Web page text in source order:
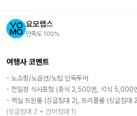
요모랩스
만족도 100%
여행사 코멘트
- 노쇼핑/노옵션/노팁 단독투어
- 전일정 식사포함 (중식 2,500엔, 석식 5,000
- 객실 트윈룸 (싱글침대 2), 트리플룸 (싱글침대
(싱글침대 2 + 간이침대 1)